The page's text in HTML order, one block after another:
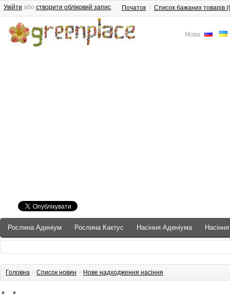
Мова
Увійти або створити обліковий запис. Початок Список бажаних товарів
Рослина Аденіум Рослина Кактус Насіння Аденіума
Головна > Список новин > Нове надходження насіння